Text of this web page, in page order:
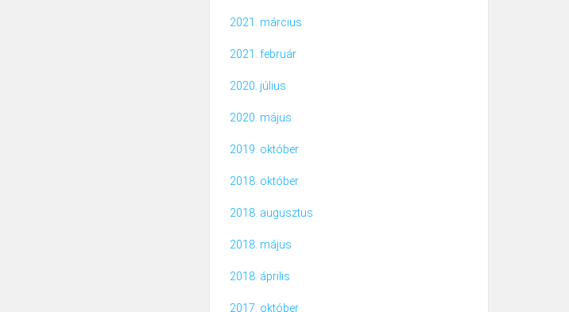
2021. március
2021. február
2020. július
2020. május
2019. október
2018. október
2018. augusztus
2018. május
2018. április
2017. október